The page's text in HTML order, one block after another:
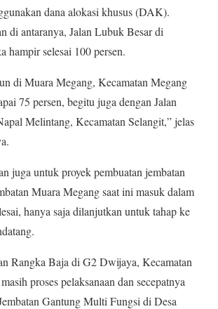
dana alokasi khusus (DAK).
di antaranya, Jalan Lubuk Besar di
hampir selesai 100 persen.
di Muara Megang, Kecamatan Megang
75 persen, begitu juga dengan Jalan
Melintang, Kecamatan Selangit,” jelas
juga untuk proyek pembuatan jembatan
Muara Megang saat ini masuk dalam
hanya saja dilanjutkan untuk tahap ke
Rangka Baja di G2 Dwijaya, Kecamatan
proses pelaksanaan dan secepatnya
Gantung Multi Fungsi di Desa